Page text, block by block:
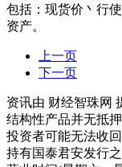
包括：现货价丶行
资产。
上一页
下一页
资讯由 财经智珠网
结构性产品并无抵
投资者可能无法收
持有国泰君安发行